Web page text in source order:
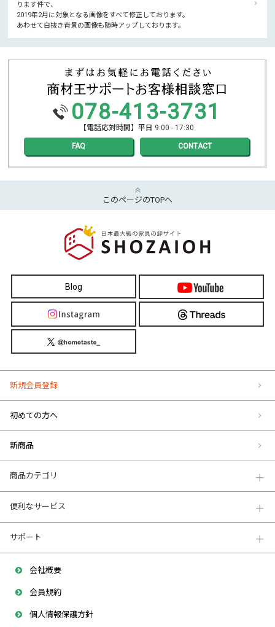
ります件で、
2019年2月に対象となる画像をすべて修正しております。
あわせて白抜き背景の画像も随時アップしております。
078-413-3731
【電話応対時間】平日 9:00 - 17:30
FAQ CONTACT
このページのTOPへ
Blog
新規会員登録
初めての方へ
新商品
商品カテゴリ
便利なサービス
サポート
会社概要
会員規約
個人情報保護方針